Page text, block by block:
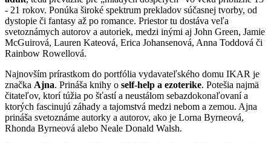
- 21 rokov. Ponúka široké spektrum prekladov súčasnej tvorby, od
dystopie či fantasy až po romance. Priestor tu dostáva veľa
svetoznámych autorov a autoriek, medzi inými aj John Green, Jamie
McGuirová, Lauren Kateová, Erica Johansenová, Anna Toddová či
Rainbow Rowellová.
Najnovším prírastkom do portfólia vydavateľského domu IKAR je
značka Ajna. Prináša knihy o self-help a ezoterike. Potešia najmä
čitateľov, ktorí túžia po šťastí a neustálom sebazdokonaľovaní a
ktorých fascinujú záhady a tajomstvá medzi nebom a zemou. Ajna
prináša svetoznáme autorky a autorov, ako je Lorna Byrneová,
Rhonda Byrneová alebo Neale Donald Walsh.